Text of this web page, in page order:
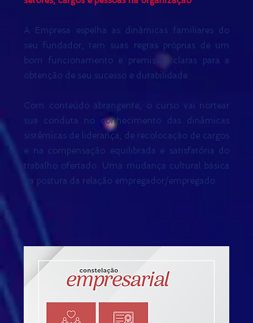
A Empresa espelha as dinâmicas familiares do
seu fundador, tem suas regras próprias de um
bom funcionamento e premissas claras para a
obtenção de seu sucesso e durabilidade
​Com conteúdo abrangente, o curso vai nortear
sua conduta no conhecimento das dinâmicas
sistêmicas de liderança, de recolocação de cargos
e na compensação equilibrada e satisfatória do
trabalho ofertado. Uma mudança cultural básica
na postura da relação empregador/empregado